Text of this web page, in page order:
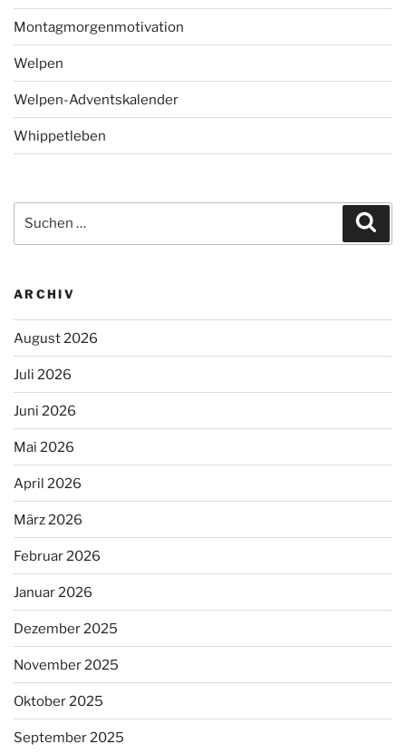
Montagmorgenmotivation
Welpen
Welpen-Adventskalender
Whippetleben
nach:
ARCHIV
August 2026
Juli 2026
Juni 2026
Mai 2026
April 2026
März 2026
Februar 2026
Januar 2026
Dezember 2025
November 2025
Oktober 2025
September 2025